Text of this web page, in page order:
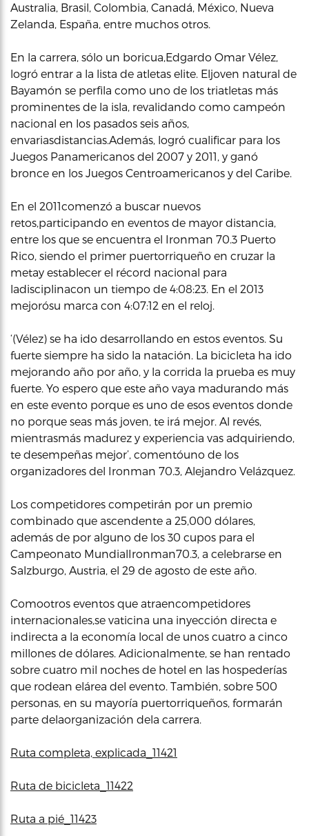
Australia, Brasil, Colombia, Canadá, México, Nueva
Zelanda, España, entre muchos otros.
En la carrera, sólo un boricua,Edgardo Omar Vélez,
logró entrar a la lista de atletas elite. Eljoven natural de
Bayamón se perfila como uno de los triatletas más
prominentes de la isla, revalidando como campeón
nacional en los pasados seis años,
envariasdistancias.Además, logró cualificar para los
Juegos Panamericanos del 2007 y 2011, y ganó
bronce en los Juegos Centroamericanos y del Caribe.
En el 2011comenzó a buscar nuevos
retos,participando en eventos de mayor distancia,
entre los que se encuentra el Ironman 70.3 Puerto
Rico, siendo el primer puertorriqueño en cruzar la
metay establecer el récord nacional para
ladisciplinacon un tiempo de 4:08:23. En el 2013
mejorósu marca con 4:07:12 en el reloj.
‘(Vélez) se ha ido desarrollando en estos eventos. Su
fuerte siempre ha sido la natación. La bicicleta ha ido
mejorando año por año, y la corrida la prueba es muy
fuerte. Yo espero que este año vaya madurando más
en este evento porque es uno de esos eventos donde
no porque seas más joven, te irá mejor. Al revés,
mientrasmás madurez y experiencia vas adquiriendo,
te desempeñas mejor’, comentóuno de los
organizadores del Ironman 70.3, Alejandro Velázquez.
Los competidores competirán por un premio
combinado que ascendente a 25,000 dólares,
además de por alguno de los 30 cupos para el
Campeonato MundialIronman70.3, a celebrarse en
Salzburgo, Austria, el 29 de agosto de este año.
Comootros eventos que atraencompetidores
internacionales,se vaticina una inyección directa e
indirecta a la economía local de unos cuatro a cinco
millones de dólares. Adicionalmente, se han rentado
sobre cuatro mil noches de hotel en las hospederías
que rodean elárea del evento. También, sobre 500
personas, en su mayoría puertorriqueños, formarán
parte delaorganización dela carrera.
Ruta completa, explicada_11421
Ruta de bicicleta_11422
Ruta a pié_11423